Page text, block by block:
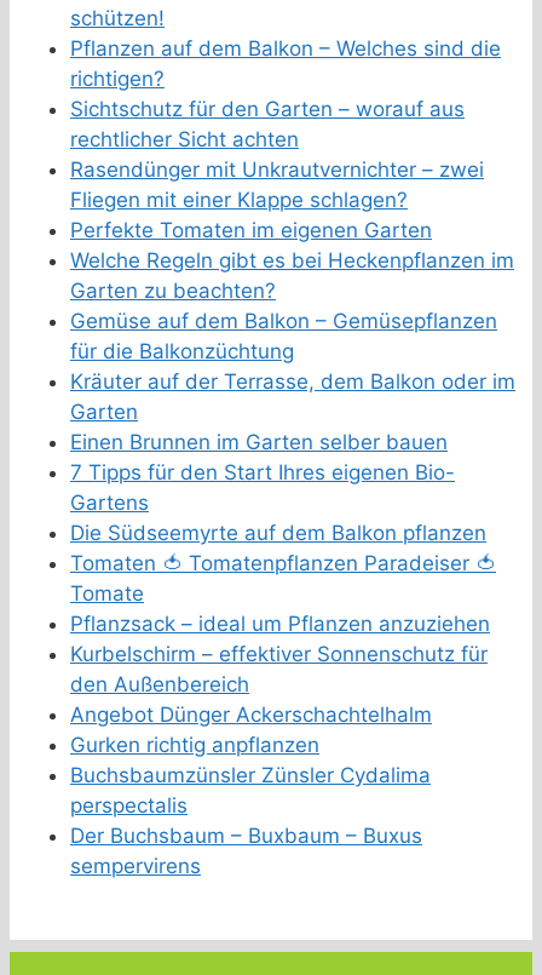
schützen!
Pflanzen auf dem Balkon – Welches sind die
richtigen?
Sichtschutz für den Garten – worauf aus
rechtlicher Sicht achten
Rasendünger mit Unkrautvernichter – zwei
Fliegen mit einer Klappe schlagen?
Perfekte Tomaten im eigenen Garten
Welche Regeln gibt es bei Heckenpflanzen im
Garten zu beachten?
Gemüse auf dem Balkon – Gemüsepflanzen
für die Balkonzüchtung
Kräuter auf der Terrasse, dem Balkon oder im
Garten
Einen Brunnen im Garten selber bauen
7 Tipps für den Start Ihres eigenen Bio-
Gartens
Die Südseemyrte auf dem Balkon pflanzen
Tomaten 🍅 Tomatenpflanzen Paradeiser 🍅
Tomate
Pflanzsack – ideal um Pflanzen anzuziehen
Kurbelschirm – effektiver Sonnenschutz für
den Außenbereich
Angebot Dünger Ackerschachtelhalm
Gurken richtig anpflanzen
Buchsbaumzünsler Zünsler Cydalima
perspectalis
Der Buchsbaum – Buxbaum – Buxus
sempervirens